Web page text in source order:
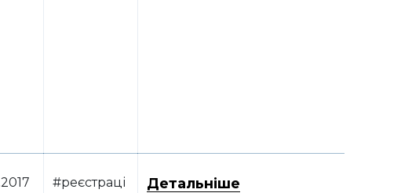
#реєстраці
Детальніше